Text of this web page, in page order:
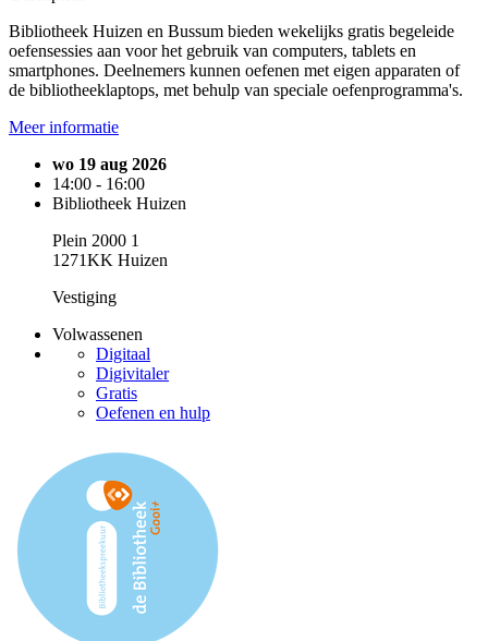
Bibliotheek Huizen en Bussum bieden wekelijks gratis begeleide
oefensessies aan voor het gebruik van computers, tablets en
smartphones. Deelnemers kunnen oefenen met eigen apparaten of
de bibliotheeklaptops, met behulp van speciale oefenprogramma's.
Meer informatie
wo 19 aug 2026
14:00 - 16:00
Bibliotheek Huizen
Plein 2000 1
1271KK Huizen
Vestiging
Volwassenen
Digitaal
Digivitaler
Gratis
Oefenen en hulp